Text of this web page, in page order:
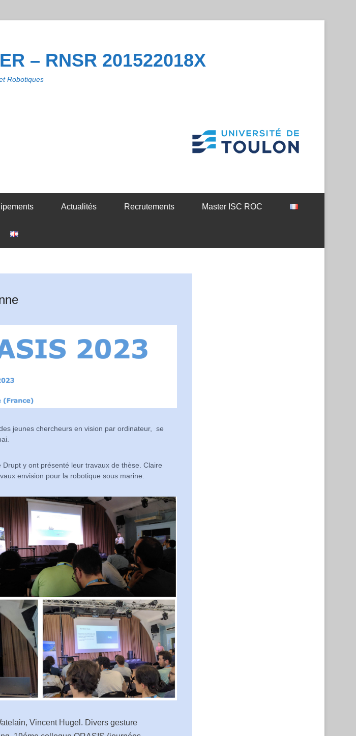
– RNSR 201522018X
Robotiques
Actualités Recrutements Master ISC ROC
jeunes chercheurs en vision par ordinateur, se
y ont présenté leur travaux de thèse. Claire
envision pour la robotique sous marine.
Vincent Hugel. Divers gesture